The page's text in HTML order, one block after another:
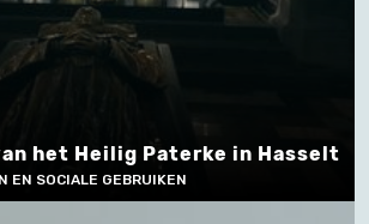
het Heilig Paterke in Hasselt
EN SOCIALE GEBRUIKEN